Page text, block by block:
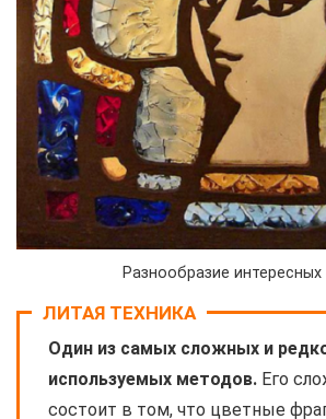
Разнообразие
ЛИТАЯ ТЕХНИКА
Один из самых сложных и
используемых методов. Его
состоит в том, что цветные